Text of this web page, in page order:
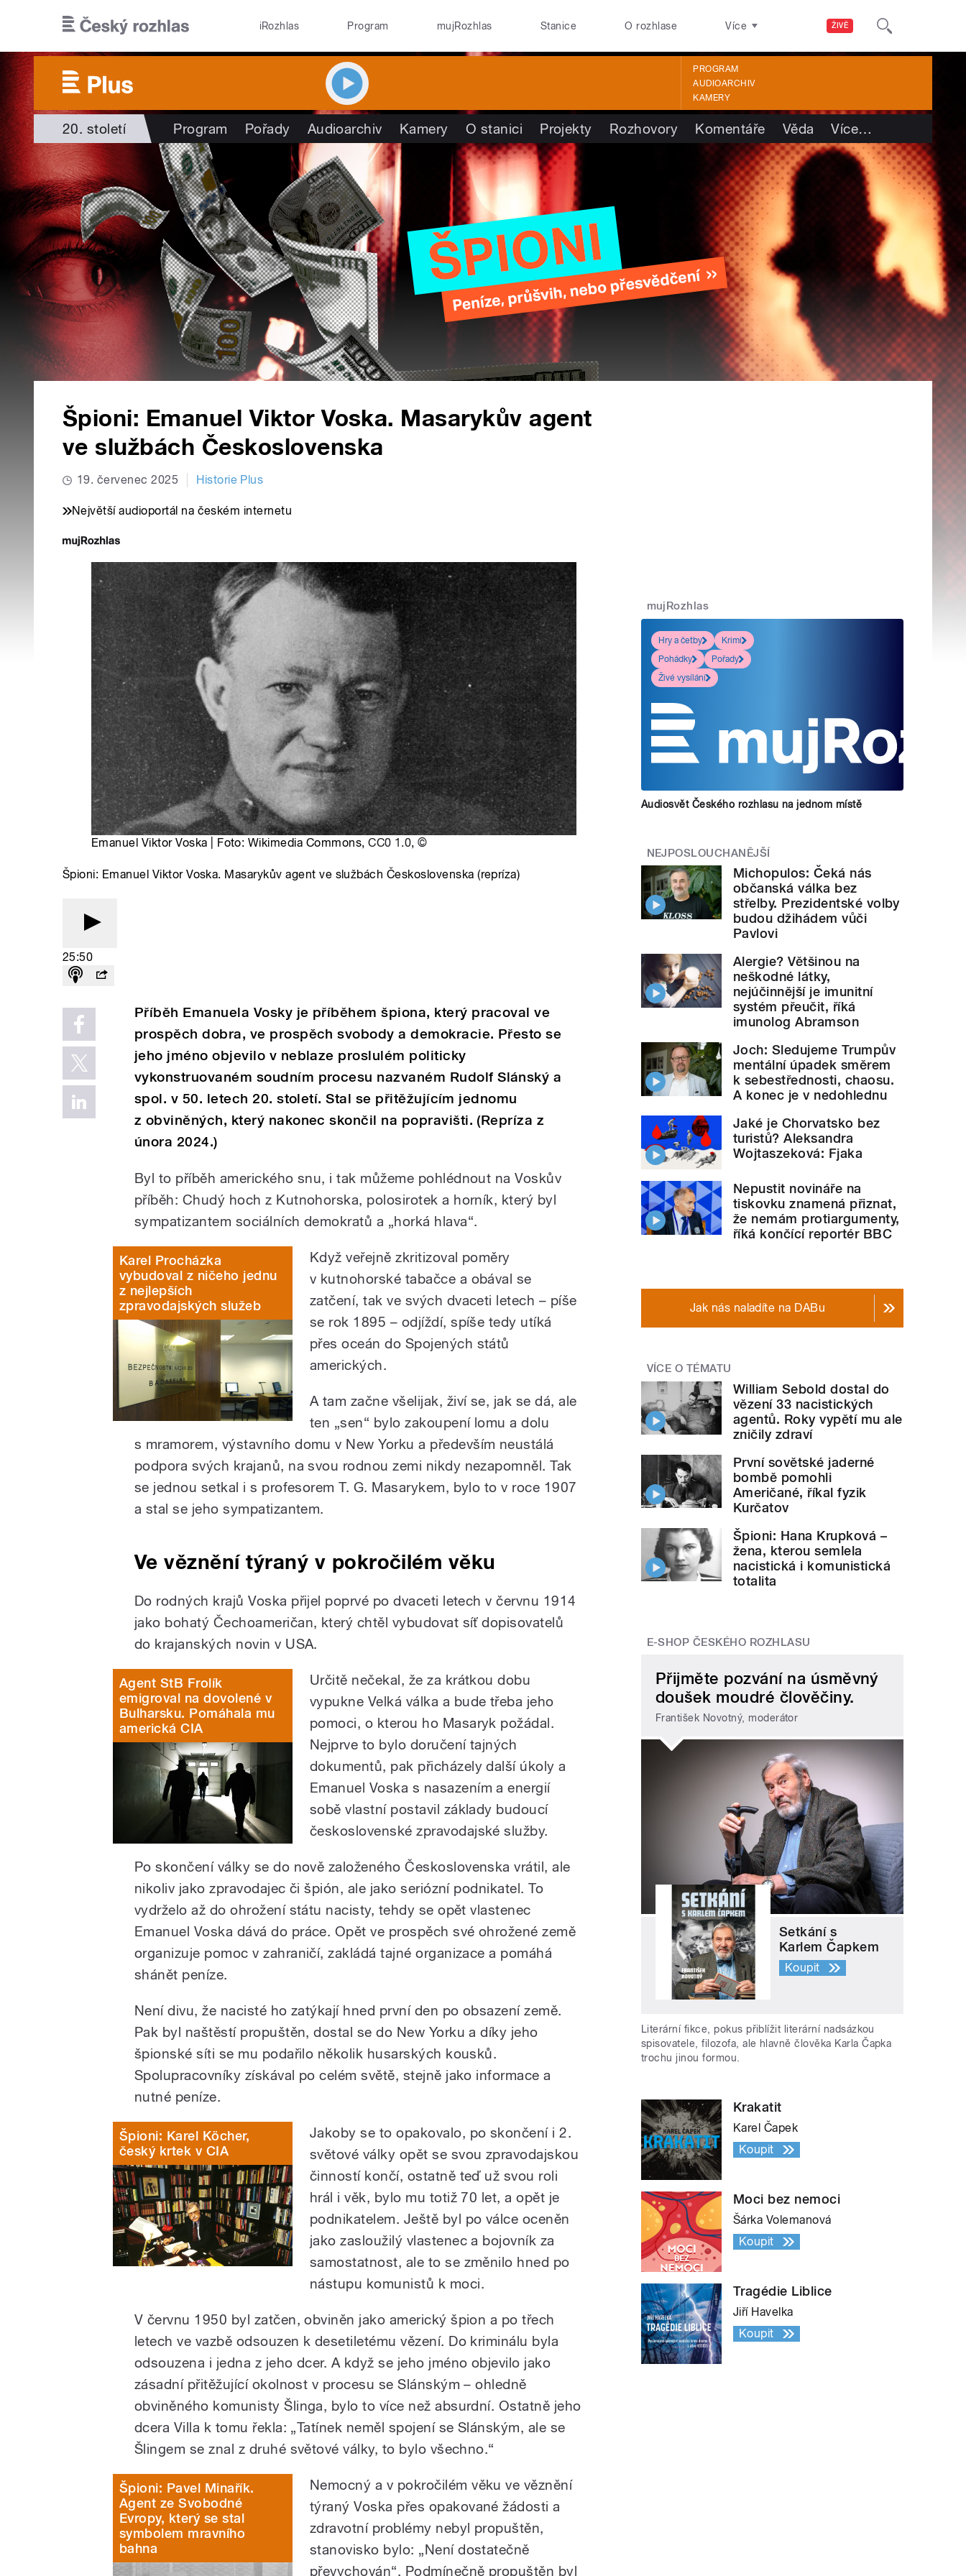
ŽIVĚ
iRozhlas Program mujRozhlas Stanice O rozhlase Více
PROGRAM
AUDIOARCHIV
KAMERY
20. století Program Pořady Audioarchiv Kamery O stanici Projekty Rozhovory Komentáře Věda Více…
Špioni: Emanuel Viktor Voska. Masarykův agent
ve službách Československa
19. červenec 2025 Historie Plus
Největší audioportál na českém internetu
Emanuel Viktor Voska | Foto: Wikimedia Commons,CC0 1.0,©
Špioni: Emanuel Viktor Voska. Masarykův agent ve službách Československa (repríza)
25:50
Příběh Emanuela Vosky je příběhem špiona, který pracoval ve
prospěch dobra, ve prospěch svobody a demokracie. Přesto se
jeho jméno objevilo v neblaze proslulém politicky
vykonstruovaném soudním procesu nazvaném Rudolf Slánský a
spol. v 50. letech 20. století. Stal se přitěžujícím jednomu
z obviněných, který nakonec skončil na popravišti. (Repríza z
února 2024.)
Byl to příběh amerického snu, i tak můžeme pohlédnout na Voskův
příběh: Chudý hoch z Kutnohorska, polosirotek a horník, který byl
sympatizantem sociálních demokratů a „horká hlava“.
Karel Procházka
vybudoval z ničeho jednu
z nejlepších
zpravodajských služeb
Když veřejně zkritizoval poměry
v kutnohorské tabačce a obával se
zatčení, tak ve svých dvaceti letech – píše
se rok 1895 – odjíždí, spíše tedy utíká
přes oceán do Spojených států
amerických.
A tam začne všelijak, živí se, jak se dá, ale
ten „sen“ bylo zakoupení lomu a dolu
s mramorem, výstavního domu v New Yorku a především neustálá
podpora svých krajanů, na svou rodnou zemi nikdy nezapomněl. Tak
se jednou setkal i s profesorem T. G. Masarykem, bylo to v roce 1907
a stal se jeho sympatizantem.
Ve věznění týraný v pokročilém věku
Do rodných krajů Voska přijel poprvé po dvaceti letech v červnu 1914
jako bohatý Čechoameričan, který chtěl vybudovat síť dopisovatelů
do krajanských novin v USA.
Agent StB Frolík
emigroval na dovolené v
Bulharsku. Pomáhala mu
americká CIA
Určitě nečekal, že za krátkou dobu
vypukne Velká válka a bude třeba jeho
pomoci, o kterou ho Masaryk požádal.
Nejprve to bylo doručení tajných
dokumentů, pak přicházely další úkoly a
Emanuel Voska s nasazením a energií
sobě vlastní postavil základy budoucí
československé zpravodajské služby.
Po skončení války se do nově založeného Československa vrátil, ale
nikoliv jako zpravodajec či špión, ale jako seriózní podnikatel. To
vydrželo až do ohrožení státu nacisty, tehdy se opět vlastenec
Emanuel Voska dává do práce. Opět ve prospěch své ohrožené země
organizuje pomoc v zahraničí, zakládá tajné organizace a pomáhá
shánět peníze.
Není divu, že nacisté ho zatýkají hned první den po obsazení země.
Pak byl naštěstí propuštěn, dostal se do New Yorku a díky jeho
špionské síti se mu podařilo několik husarských kousků.
Spolupracovníky získával po celém světě, stejně jako informace a
nutné peníze.
Špioni: Karel Köcher,
český krtek v CIA
Jakoby se to opakovalo, po skončení i 2.
světové války opět se svou zpravodajskou
činností končí, ostatně teď už svou roli
hrál i věk, bylo mu totiž 70 let, a opět je
podnikatelem. Ještě byl po válce oceněn
jako zasloužilý vlastenec a bojovník za
samostatnost, ale to se změnilo hned po
nástupu komunistů k moci.
V červnu 1950 byl zatčen, obviněn jako americký špion a po třech
letech ve vazbě odsouzen k desetiletému vězení. Do kriminálu byla
odsouzena i jedna z jeho dcer. A když se jeho jméno objevilo jako
zásadní přitěžující okolnost v procesu se Slánským – ohledně
obviněného komunisty Šlinga, bylo to více než absurdní. Ostatně jeho
dcera Villa k tomu řekla: „Tatínek neměl spojení se Slánským, ale se
Šlingem se znal z druhé světové války, to bylo všechno.“
Špioni: Pavel Minařík.
Agent ze Svobodné
Evropy, který se stal
symbolem mravního
bahna
Nemocný a v pokročilém věku ve věznění
týraný Voska přes opakované žádosti a
zdravotní problémy nebyl propuštěn,
stanovisko bylo: „Není dostatečně
převychován“. Podmínečně propuštěn byl
mujRozhlas
Hry a četby
Krimi
Pohádky
Pořady
Živé vysílání
Audiosvět Českého rozhlasu na jednom místě
NEJPOSLOUCHANĚJŠÍ
Michopulos: Čeká nás
občanská válka bez
střelby. Prezidentské volby
budou džihádem vůči
Pavlovi
Alergie? Většinou na
neškodné látky,
nejúčinnější je imunitní
systém přeučit, říká
imunolog Abramson
Joch: Sledujeme Trumpův
mentální úpadek směrem
k sebestřednosti, chaosu.
A konec je v nedohlednu
Jaké je Chorvatsko bez
turistů? Aleksandra
Wojtaszeková: Fjaka
Nepustit novináře na
tiskovku znamená přiznat,
že nemám protiargumenty,
říká končící reportér BBC
Jak nás naladíte na DABu
VÍCE O TÉMATU
William Sebold dostal do
vězení 33 nacistických
agentů. Roky vypětí mu ale
zničily zdraví
První sovětské jaderné
bombě pomohli
Američané, říkal fyzik
Kurčatov
Špioni: Hana Krupková –
žena, kterou semlela
nacistická i komunistická
totalita
E-SHOP ČESKÉHO ROZHLASU
Přijměte pozvání na úsměvný
doušek moudré člověčiny.
František Novotný, moderátor
Setkání s
Karlem Čapkem
Koupit
Literární fikce, pokus přiblížit literární nadsázkou
spisovatele, filozofa, ale hlavně člověka Karla Čapka
trochu jinou formou.
Krakatit
Karel Čapek
Koupit
Moci bez nemoci
Šárka Volemanová
Koupit
Tragédie Liblice
Jiří Havelka
Koupit